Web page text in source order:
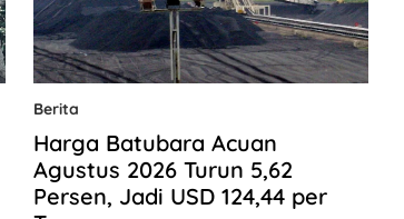
Berita
Harga Batubara Acuan
Agustus 2026 Turun 5,62
Persen, Jadi USD 124,44 per